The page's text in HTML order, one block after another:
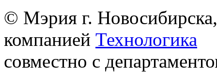
© Мэрия г.
компанией Технологика
совместно с